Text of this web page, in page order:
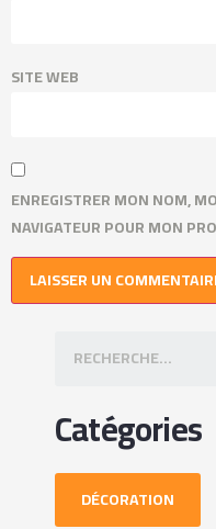
SITE WEB
ENREGISTRER MON NOM,
NAVIGATEUR POUR MON
Catégories
DÉCORATION